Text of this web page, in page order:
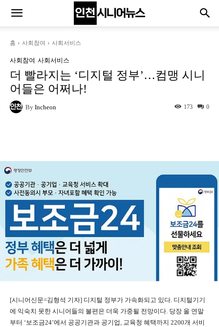
홈 사회참여 사회서비스
사회참여 사회서비스
더 빨라지는 ‘디지털 정부’…컴맹 시니
어들은 어쩌나!
By Incheon 0
173
[시니어신문=김형석 기자] 디지털 정부가 가속화되고 있다. 디지털기기
에 익숙치 못한 시니어들의 불편은 더욱 가중될 전망이다. 당장 올 연말
부터 ‘보조금24’에서 공공기관과 공기업, 교육청 혜택까지 2200개 서비